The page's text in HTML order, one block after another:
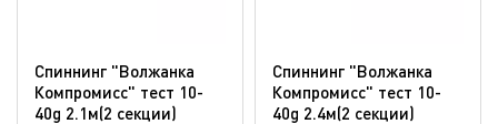
Спиннинг "Волжанка
Компромисс" тест 10-
40g 2.1м(2 секции)
Спиннинг "Волжанка
Компромисс" тест 10-
40g 2.4м(2 секции)